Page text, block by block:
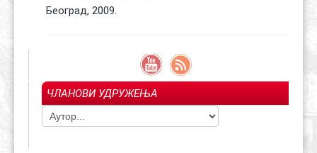
Београд, 2009.
ЧЛАНОВИ УДРУЖЕЊА